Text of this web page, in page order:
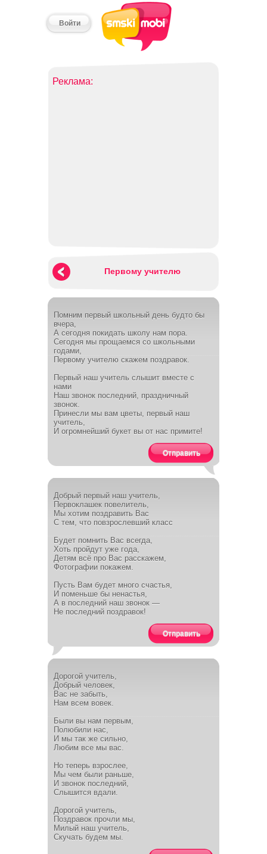
Войти
Реклама:
Первому учителю
Помним первый школьный день будто бы
вчера,
А сегодня покидать школу нам пора.
Сегодня мы прощаемся со школьными
годами,
Первому учителю скажем поздравок.
Первый наш учитель слышит вместе с
нами
Наш звонок последний, праздничный
звонок.
Принесли мы вам цветы, первый наш
учитель,
И огромнейший букет вы от нас примите!
Отправить
Добрый первый наш учитель,
Первоклашек повелитель,
Мы хотим поздравить Вас
С тем, что повзрослевший класс
Будет помнить Вас всегда,
Хоть пройдут уже года,
Детям всё про Вас расскажем,
Фотографии покажем.
Пусть Вам будет много счастья,
И поменьше бы ненастья,
А в последний наш звонок —
Не последний поздравок!
Отправить
Дорогой учитель,
Добрый человек,
Вас не забыть,
Нам всем вовек.
Были вы нам первым,
Полюбили нас,
И мы так же сильно,
Любим все мы вас.
Но теперь взрослее,
Мы чем были раньше,
И звонок последний,
Слышится вдали.
Дорогой учитель,
Поздравок прочли мы,
Милый наш учитель,
Скучать будем мы.